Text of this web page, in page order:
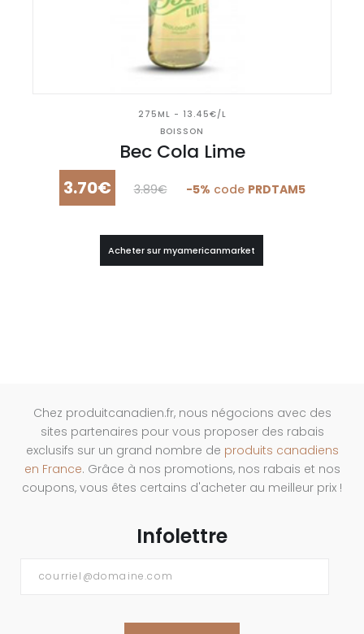
275ML - 13.45€/L
BOISSON
Bec Cola Lime
3.70€ 3.89€ -5% code PRDTAM5
Acheter sur myamericanmarket
Chez produitcanadien.fr, nous négocions avec des
sites partenaires pour vous proposer des rabais
exclusifs sur un grand nombre de produits canadiens
en France. Grâce à nos promotions, nos rabais et nos
coupons, vous êtes certains d'acheter au meilleur prix !
Infolettre